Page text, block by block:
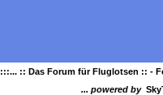
:: Das Forum für Fluglotsen :: -
... powered by